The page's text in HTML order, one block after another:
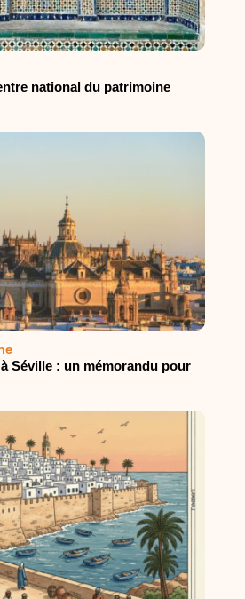
national du patrimoine
Séville : un mémorandu pour